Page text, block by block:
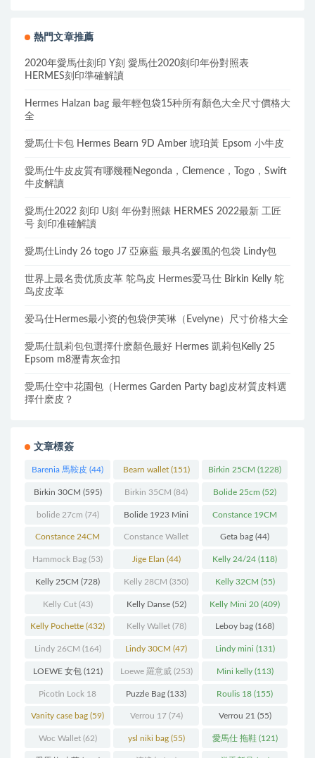
熱門文章推薦
2020年愛馬仕刻印 Y刻 愛馬仕2020刻印年份對照表
HERMES刻印準確解讀
Hermes Halzan bag 最年輕包袋15种所有顏色大全尺寸價格大
全
愛馬仕卡包 Hermes Bearn 9D Amber 琥珀黃 Epsom 小牛皮
愛馬仕牛皮皮質有哪幾種Negonda，Clemence，Togo，Swift
牛皮解讀
愛馬仕2022 刻印 U刻 年份對照錶 HERMES 2022最新 工匠
号 刻印准確解讀
愛馬仕Lindy 26 togo J7 亞麻藍 最具名媛風的包袋 Lindy包
世界上最名贵优质皮革 鸵鸟皮 Hermes爱马仕 Birkin Kelly 鸵
鸟皮皮革
爱马仕Hermes最小资的包袋伊芙琳（Evelyne）尺寸价格大全
愛馬仕凱莉包包選擇什麽顏色最好 Hermes 凱莉包Kelly 25
Epsom m8瀝青灰金扣
愛馬仕空中花園包（Hermes Garden Party bag)皮材質皮料選
擇什麽皮？
文章標簽
Barenia 馬鞍皮 (44) Bearn wallet(151) Birkin 25CM (1228)
Birkin 30CM (595) Birkin 35CM (84) Bolide 25cm (52)
bolide 27cm (74) Bolide 1923 Mini
(93)
Constance 19CM
(571)
Constance 24CM
(216)
Constance Wallet
(60)
Geta bag (44)
Hammock Bag (53) Jige Elan (44) Kelly 24/24 (118)
Kelly 25CM (728) Kelly 28CM (350) Kelly 32CM (55)
Kelly Cut(43) Kelly Danse(52) Kelly Mini 20 (409)
Kelly Pochette (432) Kelly Wallet(78) Leboy bag (168)
Lindy 26CM (164) Lindy 30CM (47) Lindy mini (131)
LOEWE 女包(121) Loewe 羅意威(253) Mini kelly(113)
Picotin Lock 18
(202)
Puzzle Bag (133) Roulis 18 (155)
Vanity case bag (59) Verrou 17(74) Verrou 21 (55)
Woc Wallet(62) ysl niki bag(55) 愛馬仕 拖鞋(121)